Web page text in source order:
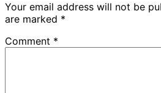
Your email address will not be
are marked *
Comment *